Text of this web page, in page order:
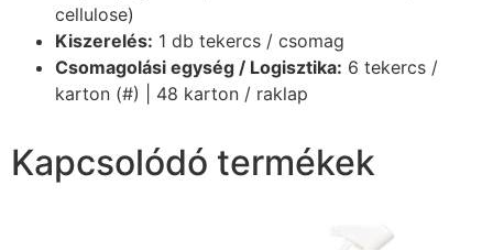
cellulose)
Kiszerelés: 1 db tekercs / csomag
Csomagolási egység / Logisztika: 6 tekercs /
karton (#) | 48 karton / raklap
Kapcsolódó termékek